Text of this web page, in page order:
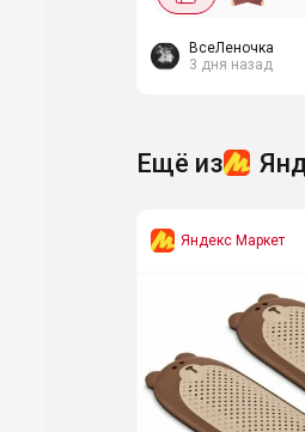
в...
ВсеЛеночка
3 дня назад
Ещё из
Яндекс Маркет